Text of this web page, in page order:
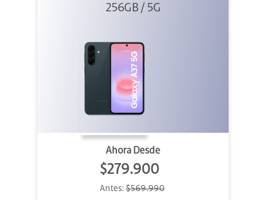
Graygreen
256GB / 5G
Ahora Desde
$279.900
Antes: $569.990